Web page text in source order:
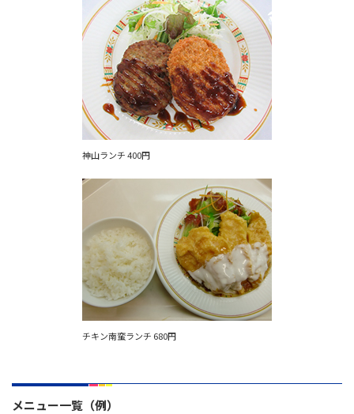
神山ランチ 400円
チキン南蛮ランチ 680円
メニュー一覧（例）